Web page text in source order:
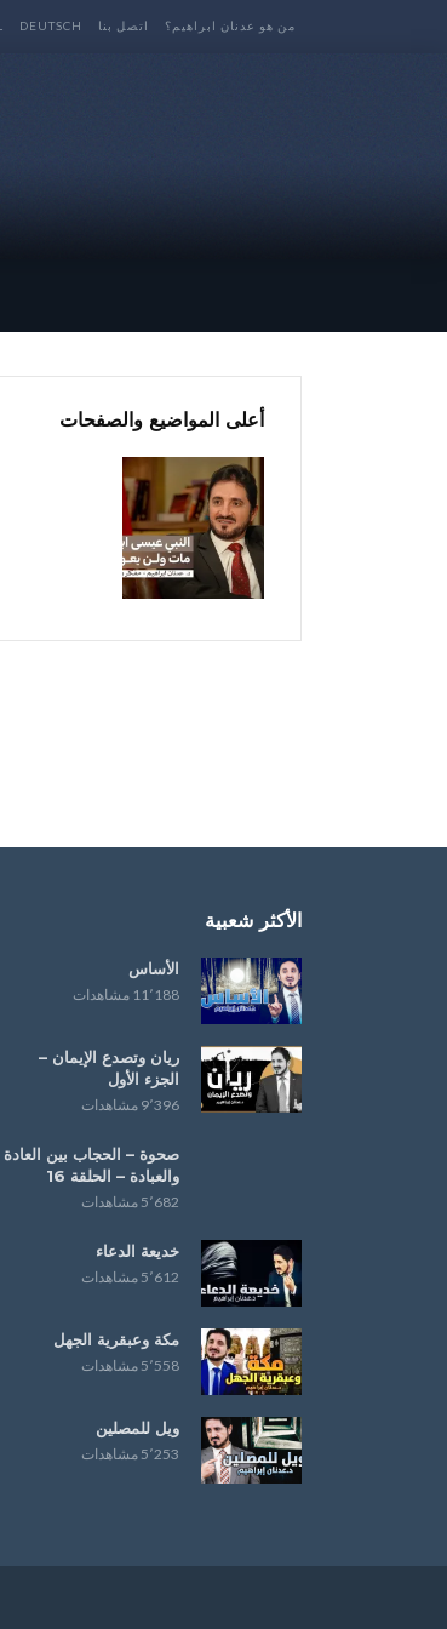
من هو عدنان ابراهيم؟ اتصل بنا DEUTSCH
أعلى المواضيع والصفحات
الأكثر شعبية
الأساس
11٬188 مشاهدات
ريان وتصدع الإيمان –
الجزء الأول
9٬396 مشاهدات
صحوة – ‏الحجاب‬ بين العادة
و‫‏العبادة‬ – الحلقة 16
5٬682 مشاهدات
خديعة الدعاء
5٬612 مشاهدات
مكة وعبقرية الجهل
5٬558 مشاهدات
ويل للمصلين
5٬253 مشاهدات